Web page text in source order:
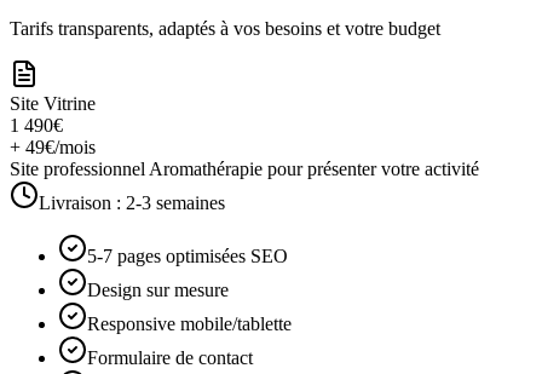
Tarifs transparents, adaptés à vos besoins et votre budget
Site Vitrine
1 490€
+ 49€/mois
Site professionnel Aromathérapie pour présenter votre activité
Livraison : 2-3 semaines
5-7 pages optimisées SEO
Design sur mesure
Responsive mobile/tablette
Formulaire de contact